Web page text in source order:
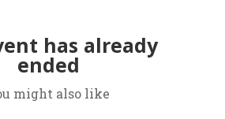
has already
ended
might also like